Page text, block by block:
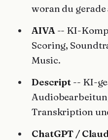
woran du
AIVA-- KI-
Scoring,
Music.
Descript -- KI-
Transkription
ChatGPT /